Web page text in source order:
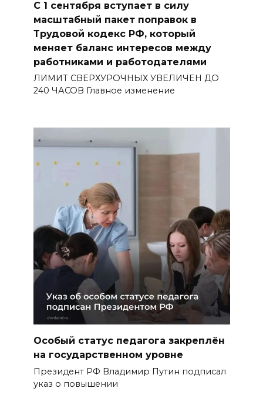
С 1 сентября вступает в силу
масштабный пакет поправок в
Трудовой кодекс РФ, который
меняет баланс интересов между
работниками и работодателями
ЛИМИТ СВЕРХУРОЧНЫХ УВЕЛИЧЕН ДО
240 ЧАСОВ Главное изменение
Особый статус педагога закреплён
на государственном уровне
Президент РФ Владимир Путин подписал
указ о повышении